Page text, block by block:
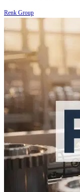
Renk Group